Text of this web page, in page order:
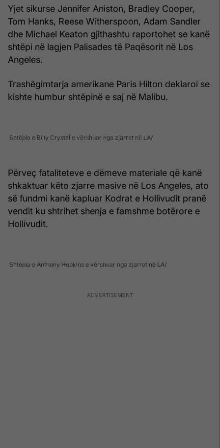
Yjet sikurse Jennifer Aniston, Bradley Cooper,
Tom Hanks, Reese Witherspoon, Adam Sandler
dhe Michael Keaton gjithashtu raportohet se kanë
shtëpi në lagjen Palisades të Paqësorit në Los
Angeles.
Trashëgimtarja amerikane Paris Hilton deklaroi se
kishte humbur shtëpinë e saj në Malibu.
Shtëpia e Billy Crystal e vërshuar nga zjarret në LA
Përveç fataliteteve e dëmeve materiale që kanë
shkaktuar këto zjarre masive në Los Angeles, ato
së fundmi kanë kapluar Kodrat e Hollivudit pranë
vendit ku shtrihet shenja e famshme botërore e
Hollivudit.
Shtëpia e Anthony Hopkins e vërshuar nga zjarret në LA